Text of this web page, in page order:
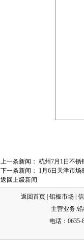
上一条新闻： 杭州7月1日不锈
下一条新闻：
1月6日天津市
返回上级新闻
返回首页 铅板市场
主营业务:铅
电话：0635-